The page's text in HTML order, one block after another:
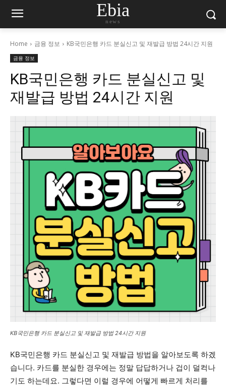
Ebia
news
Home 금융 정보 KB국민은행 카드 분실신고 및 재발급 방법 24시간 지원
금융 정보
KB국민은행 카드 분실신고 및
재발급 방법 24시간 지원
KB국민은행 카드 분실신고 및 재발급 방법 24시간 지원
KB국민은행 카드 분실신고 및 재발급 방법을 알아보도록 하겠
습니다. 카드를 분실한 경우에는 정말 답답하거나 겁이 덜컥나
기도 하는데요. 그렇다면 이럴 경우에 어떻게 빠르게 처리를